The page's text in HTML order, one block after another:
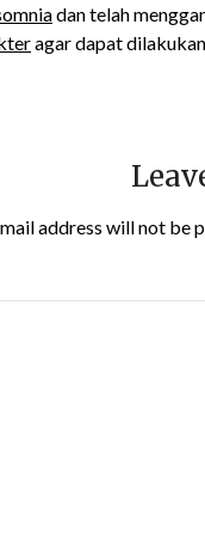
dan telah
agar dapat
address will not be